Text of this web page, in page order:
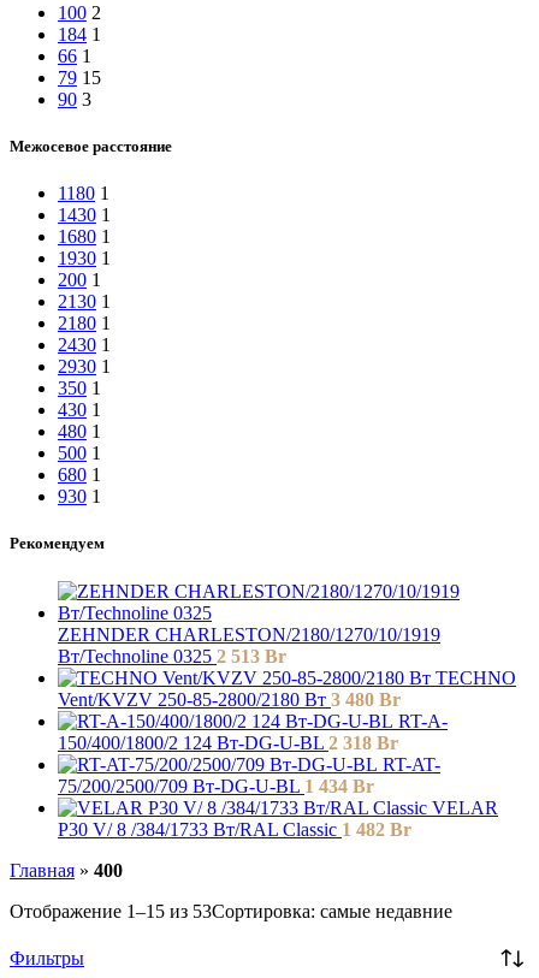
100 2
184 1
66 1
79 15
90 3
Межосевое расстояние
1180 1
1430 1
1680 1
1930 1
200 1
2130 1
2180 1
2430 1
2930 1
350 1
430 1
480 1
500 1
680 1
930 1
Рекомендуем
ZEHNDER CHARLESTON/2180/1270/10/1919
Вт/Technoline 0325 2 513 Br
TECHNO
Vent/KVZV 250-85-2800/2180 Вт 3 480 Br
RT-A-
150/400/1800/2 124 Вт-DG-U-BL 2 318 Br
RT-AT-
75/200/2500/709 Вт-DG-U-BL 1 434 Br
VELAR
P30 V/ 8 /384/1733 Вт/RAL Classic 1 482 Br
Главная » 400
Отображение 1–15 из 53Сортировка: самые недавние
Фильтры